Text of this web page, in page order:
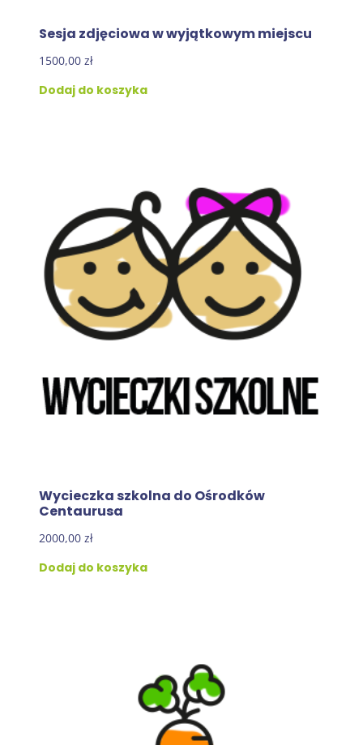
Sesja zdjęciowa w wyjątkowym miejscu
1500,00 zł
Dodaj do koszyka
Wycieczka szkolna do Ośrodków
Centaurusa
2000,00 zł
Dodaj do koszyka